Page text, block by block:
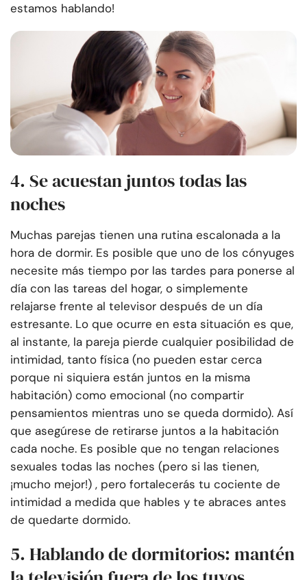
estamos hablando!
4. Se acuestan juntos todas las
noches
Muchas parejas tienen una rutina escalonada a la
hora de dormir. Es posible que uno de los cónyuges
necesite más tiempo por las tardes para ponerse al
día con las tareas del hogar, o simplemente
relajarse frente al televisor después de un día
estresante. Lo que ocurre en esta situación es que,
al instante, la pareja pierde cualquier posibilidad de
intimidad, tanto física (no pueden estar cerca
porque ni siquiera están juntos en la misma
habitación) como emocional (no compartir
pensamientos mientras uno se queda dormido). Así
que asegúrese de retirarse juntos a la habitación
cada noche. Es posible que no tengan relaciones
sexuales todas las noches (pero si las tienen,
¡mucho mejor!) , pero fortalecerás tu cociente de
intimidad a medida que hables y te abraces antes
de quedarte dormido.
5. Hablando de dormitorios: mantén